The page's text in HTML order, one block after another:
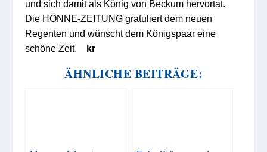
und sich damit als König von Beckum hervortat.
Die HÖNNE-ZEITUNG gratuliert dem neuen
Regenten und wünscht dem Königspaar eine
schöne Zeit. kr
ÄHNLICHE BEITRÄGE: